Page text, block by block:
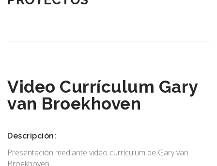
Video Currículum Gary
van Broekhoven
Descripción:
Presentación mediante video currículum de Gary van
Broekhoven